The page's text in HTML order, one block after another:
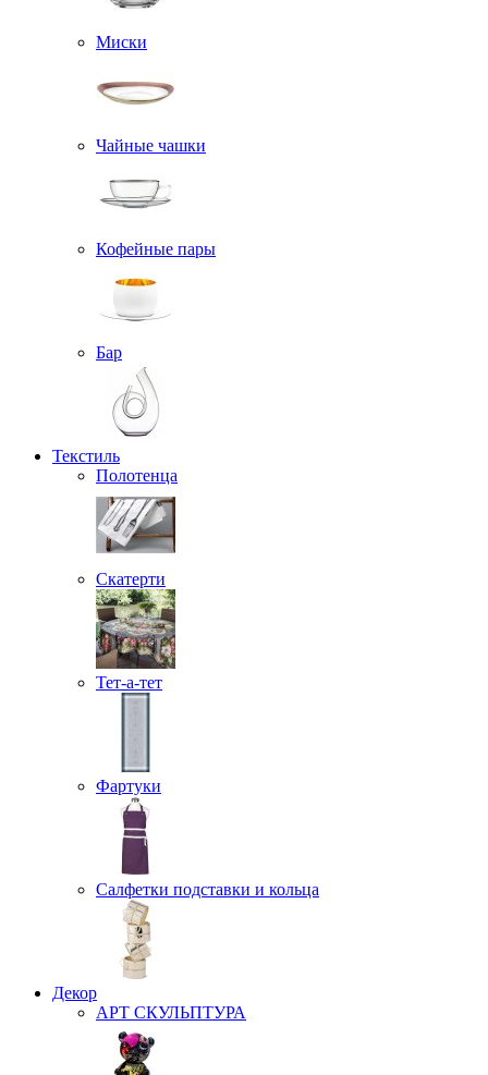
Миски
Чайные чашки
Кофейные пары
Бар
Текстиль
Полотенца
Скатерти
Тет-а-тет
Фартуки
Салфетки подставки и кольца
Декор
АРТ СКУЛЬПТУРА